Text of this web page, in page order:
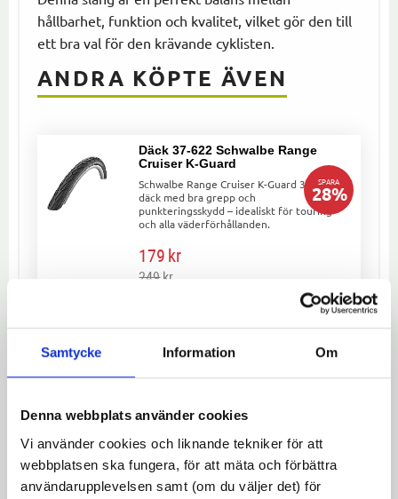
Samtycke Information Om
Denna webbplats använder cookies
Vi använder cookies och liknande tekniker för att
webbplatsen ska fungera, för att mäta och förbättra
användarupplevelsen samt (om du väljer det) för
hållbarhet, funktion och kvalitet, vilket gör den till
ett bra val för den krävande cyklisten.
ANDRA KÖPTE ÄVEN
Däck 37-622 Schwalbe Range
Cruiser K-Guard
Schwalbe Range Cruiser K-Guard 37-622
däck med bra grepp och
punkteringsskydd – idealiskt för touring
och alla väderförhållanden.
179kr
249kr
SPARA
28%
Schwalbe 42-622 Road cruiser
Creme
Slitstarkt Schwalbe Road Cruiser 42-622 i
cremefärg med punkteringsskydd och
reflexrand för extra säkerhet. Perfekt
för stad och pendling.